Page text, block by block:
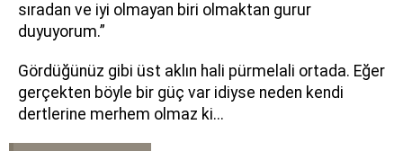
sıradan ve iyi olmayan biri olmaktan gurur
duyuyorum.”
Gördüğünüz gibi üst aklın hali pürmelali ortada. Eğer
gerçekten böyle bir güç var idiyse neden kendi
dertlerine merhem olmaz ki...